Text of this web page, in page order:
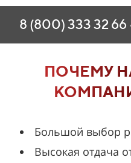
8 (800) 333 32 66
ПОЧЕМУ
Большой выбор
Высокая отдача